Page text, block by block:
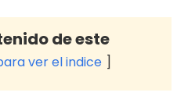
de este
ver el indice